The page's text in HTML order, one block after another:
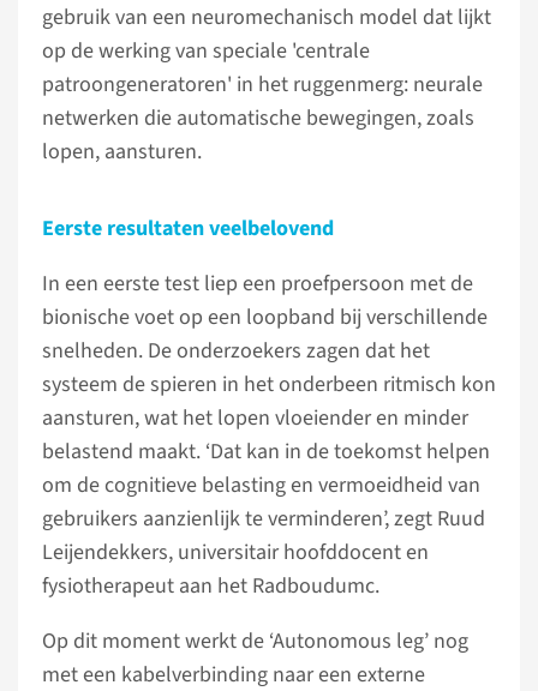
gebruik van een neuromechanisch model dat lijkt
op de werking van speciale 'centrale
patroongeneratoren' in het ruggenmerg: neurale
netwerken die automatische bewegingen, zoals
lopen, aansturen.
Eerste resultaten veelbelovend
In een eerste test liep een proefpersoon met de
bionische voet op een loopband bij verschillende
snelheden. De onderzoekers zagen dat het
systeem de spieren in het onderbeen ritmisch kon
aansturen, wat het lopen vloeiender en minder
belastend maakt. ‘Dat kan in de toekomst helpen
om de cognitieve belasting en vermoeidheid van
gebruikers aanzienlijk te verminderen’, zegt Ruud
Leijendekkers, universitair hoofddocent en
fysiotherapeut aan het Radboudumc.
Op dit moment werkt de ‘Autonomous leg’ nog
met een kabelverbinding naar een externe